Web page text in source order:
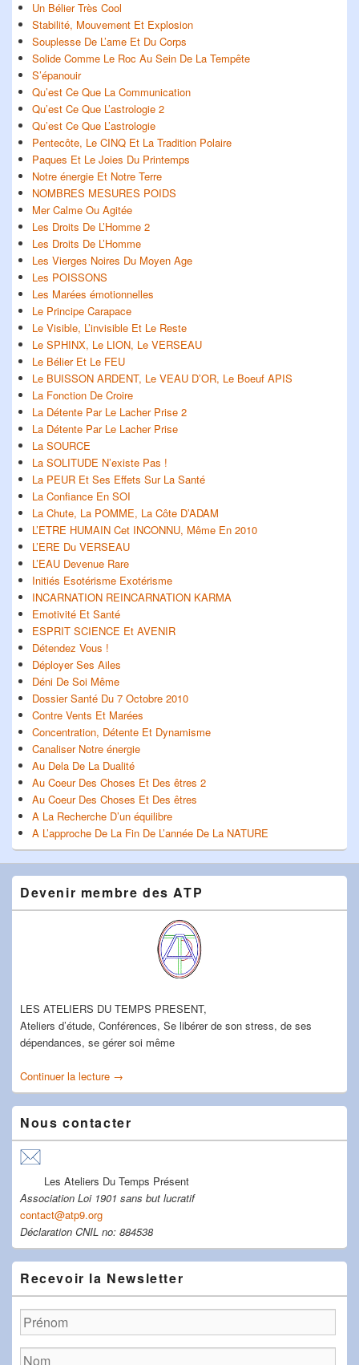
Un Bélier Très Cool
Stabilité, Mouvement Et Explosion
Souplesse De L’ame Et Du Corps
Solide Comme Le Roc Au Sein De La Tempête
S’épanouir
Qu’est Ce Que La Communication
Qu’est Ce Que L’astrologie 2
Qu’est Ce Que L’astrologie
Pentecôte, Le CINQ Et La Tradition Polaire
Paques Et Le Joies Du Printemps
Notre énergie Et Notre Terre
NOMBRES MESURES POIDS
Mer Calme Ou Agitée
Les Droits De L’Homme 2
Les Droits De L’Homme
Les Vierges Noires Du Moyen Age
Les POISSONS
Les Marées émotionnelles
Le Principe Carapace
Le Visible, L’invisible Et Le Reste
Le SPHINX, Le LION, Le VERSEAU
Le Bélier Et Le FEU
Le BUISSON ARDENT, Le VEAU D’OR, Le Boeuf APIS
La Fonction De Croire
La Détente Par Le Lacher Prise 2
La Détente Par Le Lacher Prise
La SOURCE
La SOLITUDE N’existe Pas !
La PEUR Et Ses Effets Sur La Santé
La Confiance En SOI
La Chute, La POMME, La Côte D’ADAM
L’ETRE HUMAIN Cet INCONNU, Même En 2010
L’ERE Du VERSEAU
L’EAU Devenue Rare
Initiés Esotérisme Exotérisme
INCARNATION REINCARNATION KARMA
Emotivité Et Santé
ESPRIT SCIENCE Et AVENIR
Détendez Vous !
Déployer Ses Ailes
Déni De Soi Même
Dossier Santé Du 7 Octobre 2010
Contre Vents Et Marées
Concentration, Détente Et Dynamisme
Canaliser Notre énergie
Au Dela De La Dualité
Au Coeur Des Choses Et Des êtres 2
Au Coeur Des Choses Et Des êtres
A La Recherche D’un équilibre
A L’approche De La Fin De L’année De La NATURE
Devenir membre des ATP
LES ATELIERS DU TEMPS PRESENT,
Ateliers d’étude, Conférences, Se libérer de son stress, de ses
dépendances, se gérer soi même
Continuer la lecture Devenir membre des ATP
→
Nous contacter
Les Ateliers Du Temps Présent
Association Loi 1901 sans but lucratif
contact@atp9.org
Déclaration CNIL no: 884538
Recevoir la Newsletter